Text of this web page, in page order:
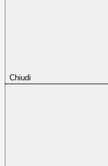
Chiudi